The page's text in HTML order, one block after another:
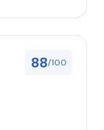
88/100